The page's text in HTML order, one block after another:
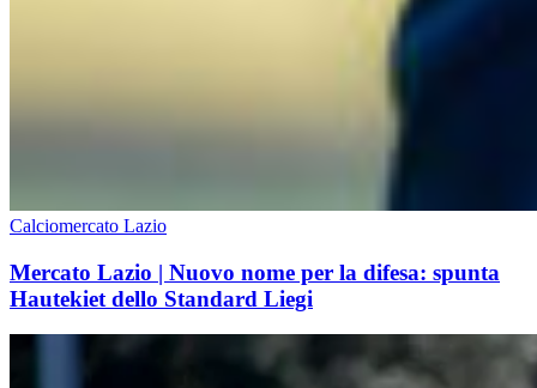
Calciomercato Lazio
Mercato Lazio | Nuovo nome per la difesa: spunta
Hautekiet dello Standard Liegi